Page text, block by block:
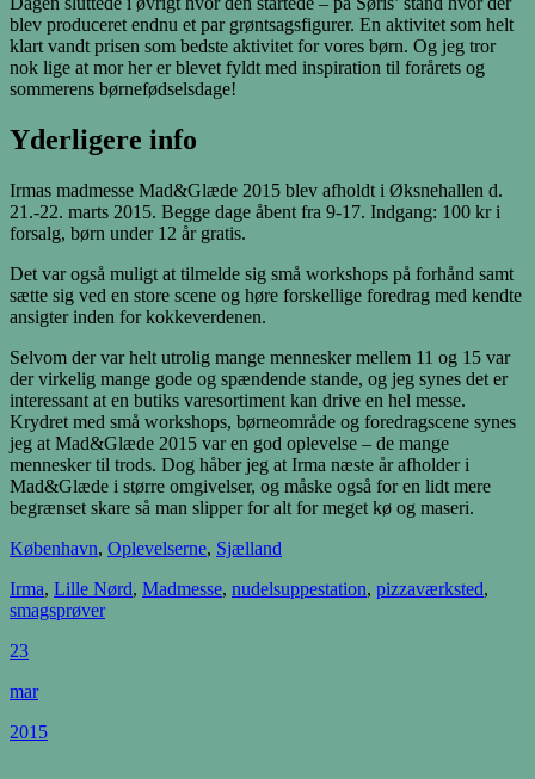
blev produceret endnu et par grøntsagsfigurer. En aktivitet som helt
klart vandt prisen som bedste aktivitet for vores børn. Og jeg tror
nok lige at mor her er blevet fyldt med inspiration til forårets og
sommerens børnefødselsdage!
Yderligere info
Irmas madmesse Mad&Glæde 2015 blev afholdt i Øksnehallen d.
21.-22. marts 2015. Begge dage åbent fra 9-17. Indgang: 100 kr i
forsalg, børn under 12 år gratis.
Det var også muligt at tilmelde sig små workshops på forhånd samt
sætte sig ved en store scene og høre forskellige foredrag med kendte
ansigter inden for kokkeverdenen.
Selvom der var helt utrolig mange mennesker mellem 11 og 15 var
der virkelig mange gode og spændende stande, og jeg synes det er
interessant at en butiks varesortiment kan drive en hel messe.
Krydret med små workshops, børneområde og foredragscene synes
jeg at Mad&Glæde 2015 var en god oplevelse – de mange
mennesker til trods. Dog håber jeg at Irma næste år afholder i
Mad&Glæde i større omgivelser, og måske også for en lidt mere
begrænset skare så man slipper for alt for meget kø og maseri.
København, Oplevelserne, Sjælland
Irma, Lille Nørd, Madmesse, nudelsuppestation, pizzaværksted,
smagsprøver
23
mar
2015